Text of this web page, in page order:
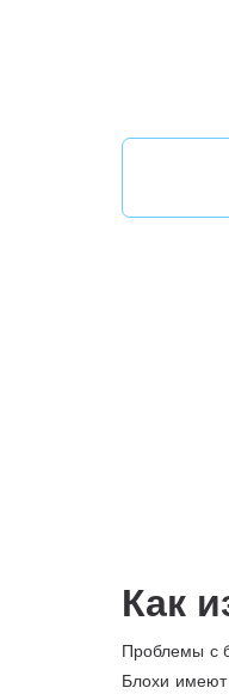
Как
Проблемы с
Блохи имеют